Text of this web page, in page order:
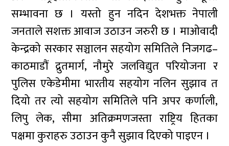
सम्भावना छ । यस्तो हुन नदिन देशभक्त नेपाली
जनताले सशक्त आवाज उठाउन जरुरी छ । माओवादी
केन्द्रको सरकार सञ्चालन सहयोग समितिले निजगढ–
काठमाडौं द्रुतमार्ग, नौमुरे जलविद्युत परियोजना र
पुलिस एकेडेमीमा भारतीय सहयोग नलिन सुझाव त
दियो तर त्यो सहयोग समितिले पनि अपर कर्णाली,
लिपु लेक, सीमा अतिक्रमणजस्ता राष्ट्रिय हितका
पक्षमा कुराहरु उठाउन कुनै सुझाव दिएको पाइएन ।